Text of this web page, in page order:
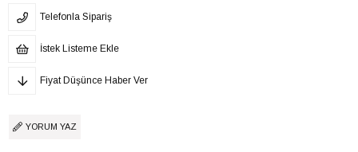
Telefonla Sipariş
İstek Listeme Ekle
Fiyat Düşünce Haber Ver
YORUM YAZ